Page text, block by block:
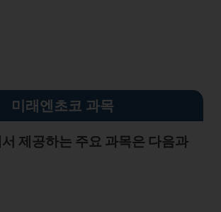
미래엔초코 과목
제공하는 주요 과목은 다음과